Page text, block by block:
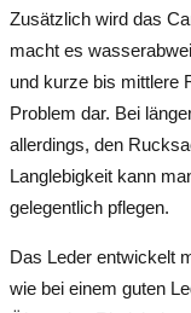
Zusätzlich wird das
macht es
und kurze bis mittlere
Problem dar. Bei
allerdings, den
Langlebigkeit kann
gelegentlich pflegen.
Das Leder entwickelt
wie bei einem guten